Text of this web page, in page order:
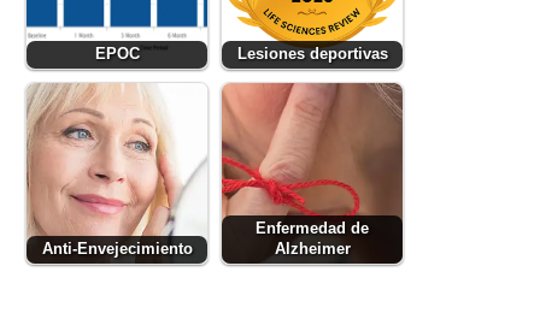
EPOC Lesiones deportivas
Anti-Envejecimiento
Enfermedad de
Alzheimer